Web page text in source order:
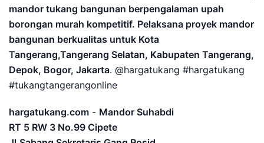
mandor tukang bangunan berpengalaman upah
borongan murah kompetitif. Pelaksana proyek mandor
bangunan berkualitas untuk Kota
Tangerang,Tangerang Selatan, Kabupaten Tangerang,
Depok, Bogor, Jakarta. @hargatukang #hargatukang
#tukangtangerangonline
hargatukang.com - Mandor Suhabdi
RT 5 RW 3 No.99 Cipete